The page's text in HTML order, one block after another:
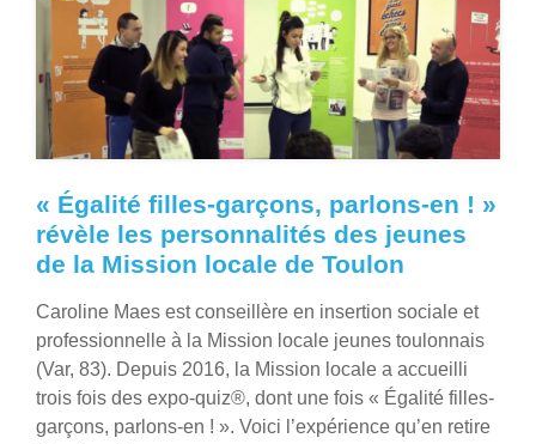
« Égalité filles-garçons, parlons-en ! »
révèle les personnalités des jeunes
de la Mission locale de Toulon
Caroline Maes est conseillère en insertion sociale et
professionnelle à la Mission locale jeunes toulonnais
(Var, 83). Depuis 2016, la Mission locale a accueilli
trois fois des expo-quiz®, dont une fois « Égalité filles-
garçons, parlons-en ! ». Voici l’expérience qu’en retire